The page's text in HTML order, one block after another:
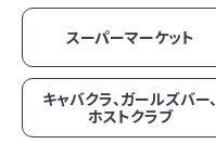
スーパーマーケット
キャバクラ、ガールズバー、
ホストクラブ